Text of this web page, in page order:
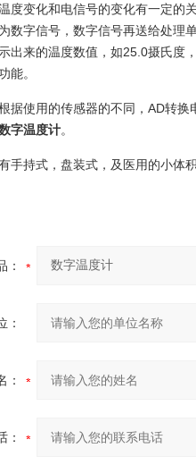
度变化和电信号的变化有一定的
数字信号，数字信号再送给处理
出来的温度数值，如25.0摄氏度
能。
据使用的传感器的不同，AD转
字温度计。
手持式，盘装式，及医用的小体积
：
：
：
：